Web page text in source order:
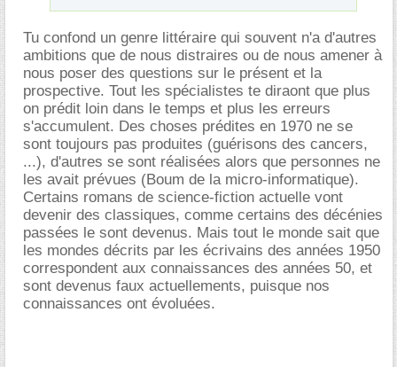
Tu confond un genre littéraire qui souvent n'a d'autres
ambitions que de nous distraires ou de nous amener à
nous poser des questions sur le présent et la
prospective. Tout les spécialistes te diraont que plus
on prédit loin dans le temps et plus les erreurs
s'accumulent. Des choses prédites en 1970 ne se
sont toujours pas produites (guérisons des cancers,
...), d'autres se sont réalisées alors que personnes ne
les avait prévues (Boum de la micro-informatique).
Certains romans de science-fiction actuelle vont
devenir des classiques, comme certains des décénies
passées le sont devenus. Mais tout le monde sait que
les mondes décrits par les écrivains des années 1950
correspondent aux connaissances des années 50, et
sont devenus faux actuellements, puisque nos
connaissances ont évoluées.